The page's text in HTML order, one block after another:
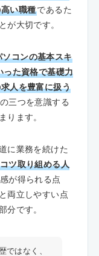
い職種であるた
が大切です。
コンの基本スキ
った資格で基礎力
人を豊富に扱う
三つを意識する
ります。
に業務を続けた
ツ取り組める人
が得られる点
両立しやすい点
分です。
ではなく、